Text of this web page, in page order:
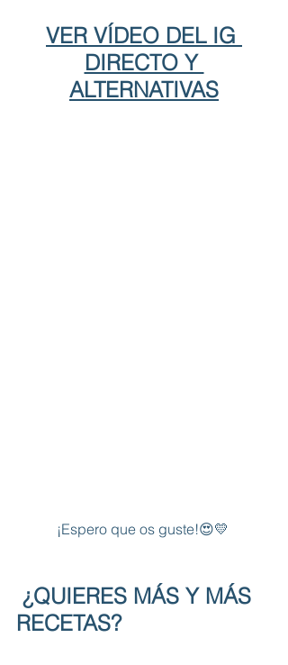
VER VÍDEO DEL IG
DIRECTO Y
ALTERNATIVAS
¡Espero que os guste!😍💛
¿QUIERES MÁS Y MÁS
RECETAS?